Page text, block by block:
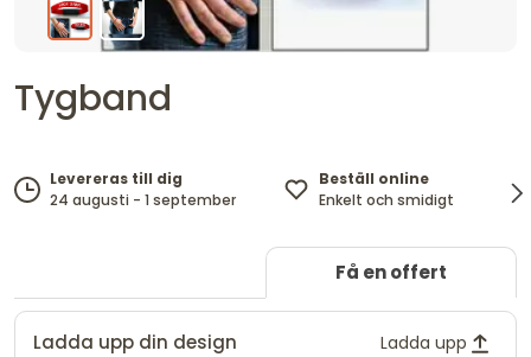
Tygband
Levereras till dig
24 augusti - 1 september
Beställ online
Enkelt och smidigt
Få en offert
Ladda upp din design Ladda upp